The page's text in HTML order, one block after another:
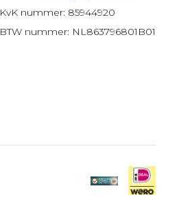
KvK nummer: 85944920
BTW nummer: NL863796801B01